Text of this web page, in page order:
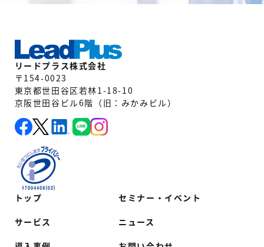
トップ
サービス
セミナー・イベント
ニュース
リードプラス株式会社
〒154-0023
東京都世田谷区若林1-18-10
京阪世田谷ビル6階（旧：みかみビル）